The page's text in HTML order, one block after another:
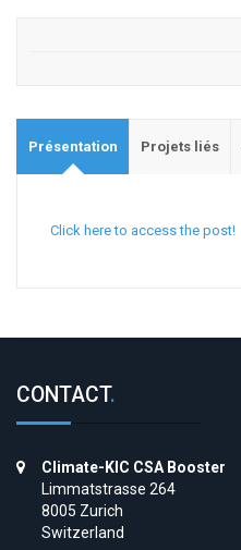
Présentation Projets liés
Click here to access the post!
CONTACT.
Climate-KIC CSA Booster
Limmatstrasse 264
8005 Zurich
Switzerland